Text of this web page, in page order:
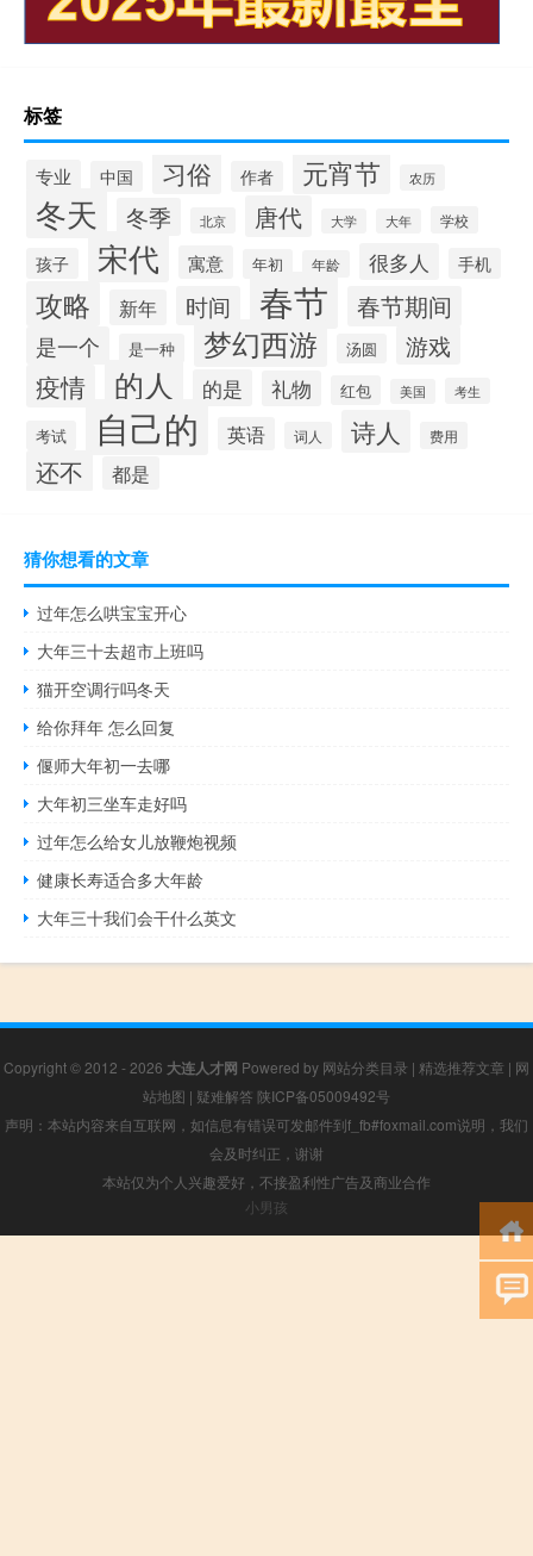
标签
专业 中国 习俗 作者 元宵节 农历
冬天 冬季 北京 唐代 大学 大年 学校
孩子 宋代 寓意 年初 年龄 很多人 手机
攻略 新年 时间 春节 春节期间
是一个 是一种 梦幻西游 汤圆 游戏
疫情 的人 的是 礼物 红包 美国 考生
考试 自己的 英语 词人 诗人 费用
还不 都是
猜你想看的文章
过年怎么哄宝宝开心
大年三十去超市上班吗
猫开空调行吗冬天
给你拜年 怎么回复
偃师大年初一去哪
大年初三坐车走好吗
过年怎么给女儿放鞭炮视频
健康长寿适合多大年龄
大年三十我们会干什么英文
Copyright © 2012 - 2026 大连人才网 Powered by 网站分类目录 | 精选推荐文章 | 网
站地图 | 疑难解答 陕ICP备05009492号
声明：本站内容来自互联网，如信息有错误可发邮件到f_fb#foxmail.com说明，我们
会及时纠正，谢谢
本站仅为个人兴趣爱好，不接盈利性广告及商业合作
小男孩